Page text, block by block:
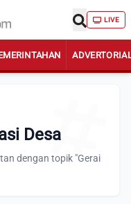
LIVE
Desa
dengan topik "Gerai